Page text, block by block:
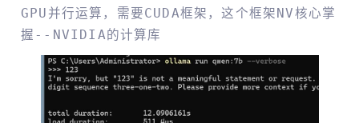
GPU并行运算，需要CUDA框架，这个框架NV核心掌
握--NVIDIA的计算库